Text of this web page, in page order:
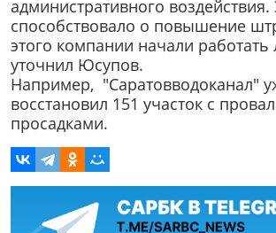
административного воздействия.
способствовало о повышение
этого компании начали работать
уточнил Юсупов.
Например, "Саратовводоканал"
восстановил 151 участок с
просадками.